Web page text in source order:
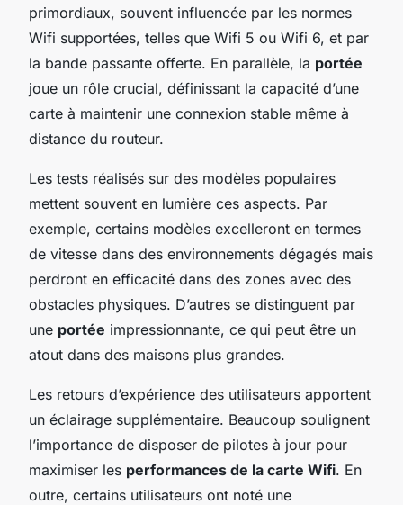
primordiaux, souvent influencée par les normes
Wifi supportées, telles que Wifi 5 ou Wifi 6, et par
la bande passante offerte. En parallèle, la portée
joue un rôle crucial, définissant la capacité d’une
carte à maintenir une connexion stable même à
distance du routeur.
Les tests réalisés sur des modèles populaires
mettent souvent en lumière ces aspects. Par
exemple, certains modèles excelleront en termes
de vitesse dans des environnements dégagés mais
perdront en efficacité dans des zones avec des
obstacles physiques. D’autres se distinguent par
une portée impressionnante, ce qui peut être un
atout dans des maisons plus grandes.
Les retours d’expérience des utilisateurs apportent
un éclairage supplémentaire. Beaucoup soulignent
l’importance de disposer de pilotes à jour pour
maximiser les performances de la carte Wifi. En
outre, certains utilisateurs ont noté une